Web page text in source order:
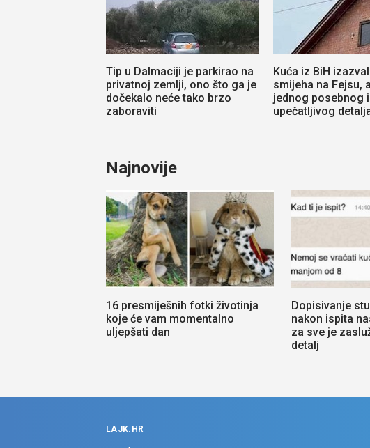
Tip u Dalmaciji je parkirao na
privatnoj zemlji, ono što ga je
dočekalo neće tako brzo
zaboraviti
Kuća iz BiH
smijeha na Fejsu,
jednog posebnog i
upečatljivog
Najnovije
16 presmiješnih fotki životinja
koje će vam momentalno
uljepšati dan
Dopisivanje
nakon ispita
za sve je
detalj
LAJK.HR